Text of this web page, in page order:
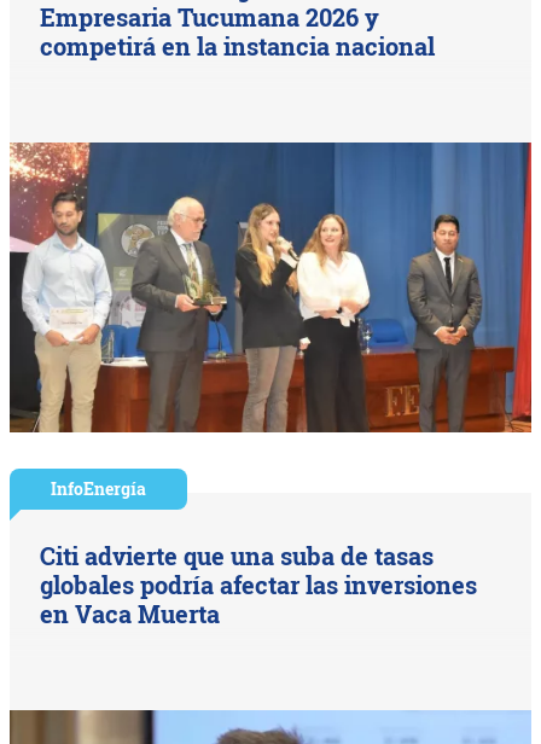
Empresaria Tucumana 2026 y
competirá en la instancia nacional
InfoEnergía
Citi advierte que una suba de tasas
globales podría afectar las inversiones
en Vaca Muerta